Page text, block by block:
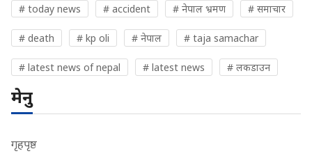
# today news # accident # नेपाल भ्रमण # समाचार
# death # kp oli # नेपाल # taja samachar
# latest news of nepal # latest news # लकडाउन
मेनु
गृहपृष्ठ